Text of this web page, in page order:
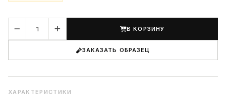
В КОРЗИНУ
ЗАКАЗАТЬ ОБРАЗЕЦ
ХАРАКТЕРИСТИКИ